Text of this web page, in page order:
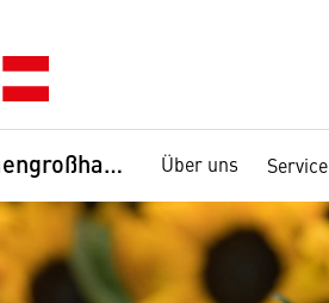
Blumengroßhandel, BG Über uns Service